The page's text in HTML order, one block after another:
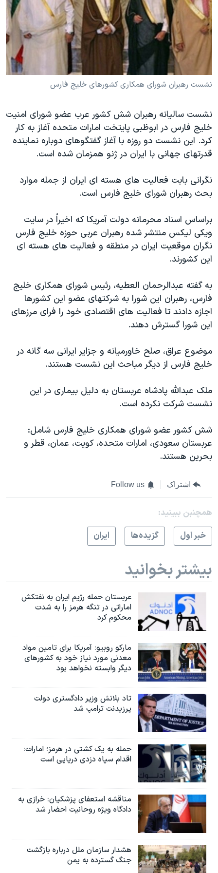
فرهنگ و زندگی
حقوق شهروندی
اقتصادی
علم و فناوری
آرشیو پخش زنده
مستندها
انتخابات ریاست جمهوری آمریکا ۲۰۲۴
حمله جمهوری اسلامی به اسرائیل
رمز مهسا
مجموعه مستندهای دادخواهی
تریبونال مردمی آبان ۹۸
دادگاه حمید نوری
قانون شفافیت دارائی کادر رهبری ایران
اسرائیل در جنگ
نرگس محمدی برنده جایزه نوبل صلح
همایش محافظه‌کاران آمریکا «سی‌پک»
سفر پرزیدنت ترامپ به چین
دنبال کنید
زبانهای مختلف
نشست رهبران شورای همکاری کشورهای خلیج فارس
نشست سالیانه رهبران شش کشور عرب عضو شورای امنیت
خلیج فارس در ابوظبی پایتخت امارات متحده آغاز به کار
کرد. این نشست دو روزه با آغاز گفتگوهای دوباره نماینده
قدرتهای جهانی با ایران در ژنو همزمان شده است.
نگرانی بابت فعالیت های هسته ای ایران از جمله موارد
بحث رهبران شورای خلیج فارس است.
براساس اسناد محرمانه دولت آمریکا که اخیراً در سایت
ویکی لیکس منتشر شده رهبران عربی حوزه خلیج فارس
نگران موقعیت ایران در منطقه و فعالیت های هسته ای
این کشورند.
به گفته عبدالرحمان العطیه، رئیس شورای همکاری خلیج
فارس، رهبران این شورا به شرکتهای عضو این کشورها
اجازه دادند تا فعالیت های اقتصادی خود را فرای مرزهای
این شورا گسترش دهند.
موضوع عراق، صلح خاورمیانه و جزایر ایرانی سه گانه در
خلیج فارس از دیگر مباحث این نشست هستند.
ملک عبدالله پادشاه عربستان به دلیل بیماری در این
نشست شرکت نکرده است.
شش کشور عضو شورای همکاری خلیج فارس شامل:
عربستان سعودی، امارات متحده، کویت، عمان، قطر و
بحرین هستند.
اشتراک Follow us
همچنبن ببینید:
خبر اول
گزيده‌ها ايران
بیشتر بخوانید
عربستان حمله رژیم ایران به نفتکش
اماراتی در تنگه هرمز را به‌ شدت
محکوم کرد
مارکو روبیو: آمریکا برای تامین مواد
معدنی مورد نیاز خود به کشورهای
دیگر وابسته نخواهد بود
تاد بلانش وزیر دادگستری دولت
پرزیدنت ترامپ شد
حمله به یک کشتی در هرمز؛ امارات:
اقدام سپاه دزدی دریایی است
مناقشه استعفای پزشکیان: خرازی به
دادگاه ویژه روحانیت احضار شد
هشدار سازمان ملل درباره بازگشت
جنگ گسترده به یمن